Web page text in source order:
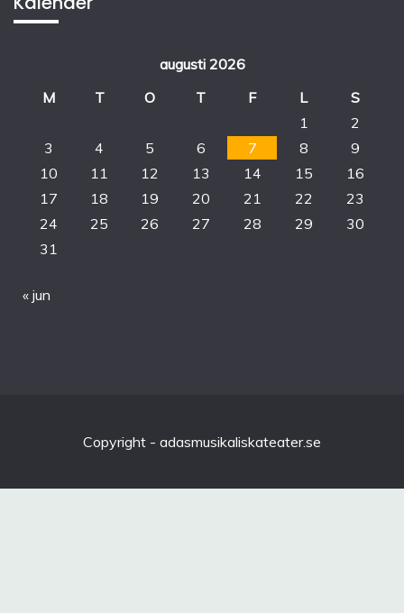
augusti 2026
M
T O T F L
S
1
2
3
4 5 6 7 8
9
10
11 12 13 14 15
16
17
18 19 20 21 22
23
24
25 26 27 28 29
30
31
« jun
Copyright - adasmusikaliskateater.se